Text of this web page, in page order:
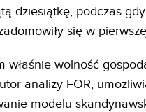
dziesiątkę, podczas
się w
właśnie wolność
analizy FOR,
modelu